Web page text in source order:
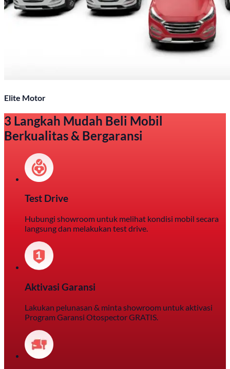
Elite Motor
3 Langkah Mudah Beli Mobil
Berkualitas & Bergaransi
Test Drive
Hubungi showroom untuk melihat kondisi mobil secara
langsung dan melakukan test drive.
Aktivasi Garansi
Lakukan pelunasan & minta showroom untuk aktivasi
Program Garansi Otospector GRATIS.